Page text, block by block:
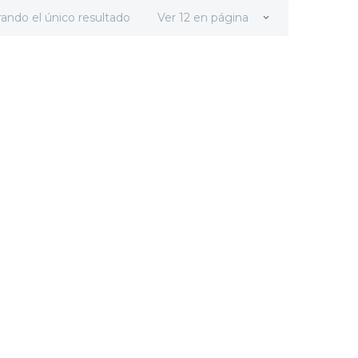
Ver 12 en página
el único resultado